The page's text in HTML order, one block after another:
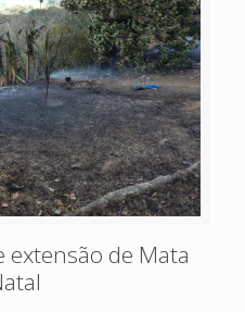
de Mata